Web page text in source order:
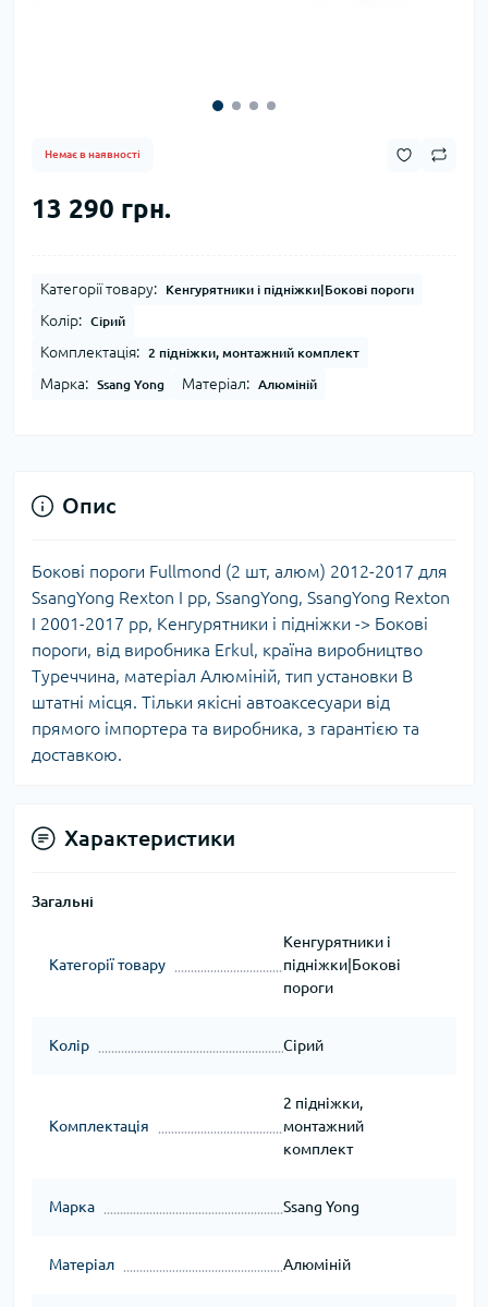
Немає в наявності
13 290 грн.
Категорії товару: Кенгурятники і підніжки|Бокові пороги
Колір: Сірий
Комплектація: 2 підніжки, монтажний комплект
Марка: Ssang Yong Матеріал: Алюміній
Опис
Бокові пороги Fullmond (2 шт, алюм) 2012-2017 для
SsangYong Rexton I рр, SsangYong, SsangYong Rexton
I 2001-2017 рр, Кенгурятники і підніжки -> Бокові
пороги, від виробника Erkul, країна виробництво
Туреччина, матеріал Алюміній, тип установки В
штатні місця. Тільки якісні автоаксесуари від
прямого імпортера та виробника, з гарантією та
доставкою.
Характеристики
Загальні
Категорії товару
Кенгурятники і
підніжки|Бокові
пороги
Колір Сірий
Комплектація
2 підніжки,
монтажний
комплект
Марка Ssang Yong
Матеріал Алюміній